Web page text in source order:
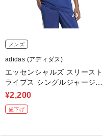
メンズ
adidas (アディダス)
エッセンシャルズ スリースト
ライプス シングルジャージー
半袖Tシャツ
¥2,200
値下げ